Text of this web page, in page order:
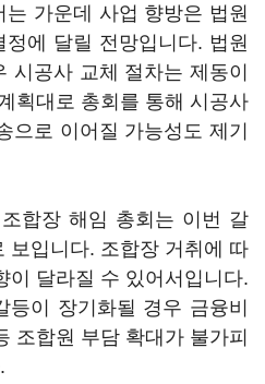
가운데 사업 향방은 법원
에 달릴 전망입니다. 법원
시공사 교체 절차는 제동이
획대로 총회를 통해 시공사
으로 이어질 가능성도 제기
합장 해임 총회는 이번 갈
보입니다. 조합장 거취에 따
이 달라질 수 있어서입니다.
이 장기화될 경우 금융비
조합원 부담 확대가 불가피